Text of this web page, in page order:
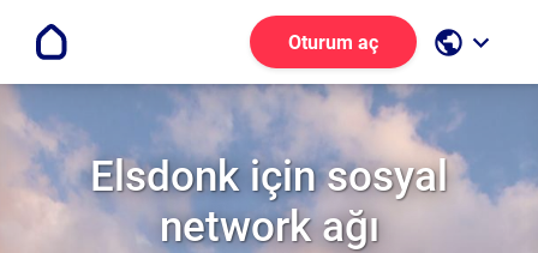
Oturum aç public keyboard_arrow_down
Elsdonk için sosyal
network ağı